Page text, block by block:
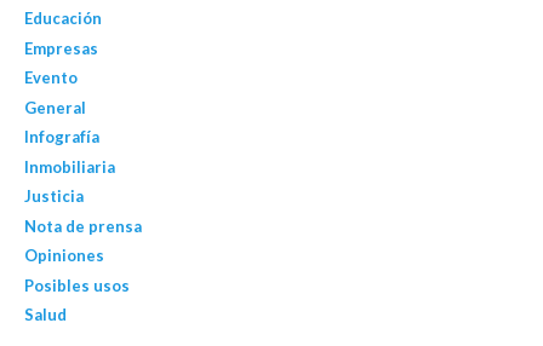
Educación
Empresas
Evento
General
Infografía
Inmobiliaria
Justicia
Nota de prensa
Opiniones
Posibles usos
Salud